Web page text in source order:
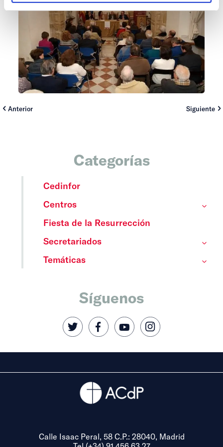
Anterior Siguiente
Categorías
Cedinfor
Centros
Fiesta de la Resurrección
Secretariados
Temáticas
Síguenos
Calle Isaac Peral, 58 C.P.: 28040, Madrid